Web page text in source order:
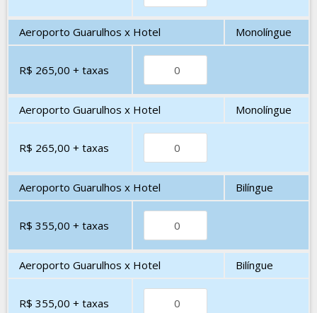
Aeroporto Guarulhos x Hotel Monolíngue
R$ 265,00 + taxas
Aeroporto Guarulhos x Hotel Monolíngue
R$ 265,00 + taxas
Aeroporto Guarulhos x Hotel Bilíngue
R$ 355,00 + taxas
Aeroporto Guarulhos x Hotel Bilíngue
R$ 355,00 + taxas